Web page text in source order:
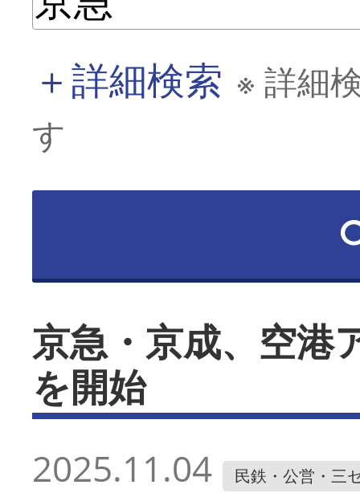
＋詳細検索 ※ 詳細
す
京急・京成、空港
を開始
2025.11.04 民鉄・公営・三